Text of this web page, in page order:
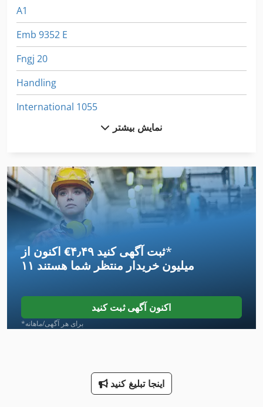
A1
Emb 9352 E
Fngj 20
Handling
International 1055
International 1486
International 1586
International 1700
International 1754
International 2674
International 433
International 434
International 560
International 574
نمایش بیشتر
اکنون از ‎€۴٫۴۹ ثبت آگهی کنید*
۱۱ میلیون خریدار منتظر شما هستند
اکنون آگهی ثبت کنید
*برای هر آگهی/ماهانه
اینجا تبلیغ کنید